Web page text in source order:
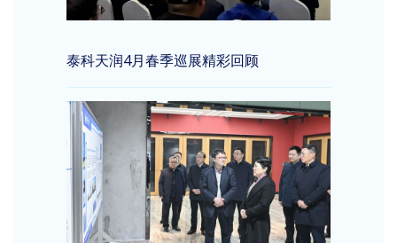
泰科天润4月春季巡展精彩回顾